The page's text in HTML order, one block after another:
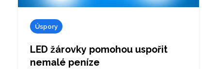
Úspory
LED žárovky pomohou uspořit
nemalé peníze